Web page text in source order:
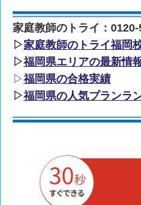
家庭教師のトライ：0120-
▷家庭教師のトライ福岡
▷福岡県エリアの最新情
▷福岡県の合格実績
▷福岡県の人気プランラ